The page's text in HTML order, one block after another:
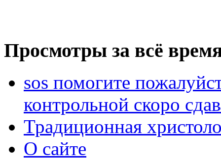
Просмотры за всё
sos помогите
контрольной скоро
Традиционная
О сайте